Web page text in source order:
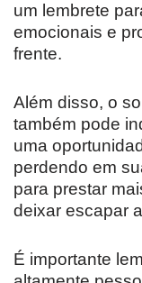
um lembrete
emocionais e
frente.
Além disso, o
também pode
uma
perdendo em
para prestar
deixar escapar
É importante